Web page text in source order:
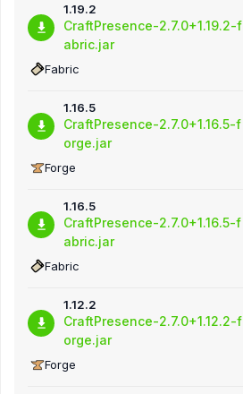
1.19.2
CraftPresence-2.7.0+1.19.2-f
abric.jar
Fabric
1.16.5
CraftPresence-2.7.0+1.16.5-f
orge.jar
Forge
1.16.5
CraftPresence-2.7.0+1.16.5-f
abric.jar
Fabric
1.12.2
CraftPresence-2.7.0+1.12.2-f
orge.jar
Forge